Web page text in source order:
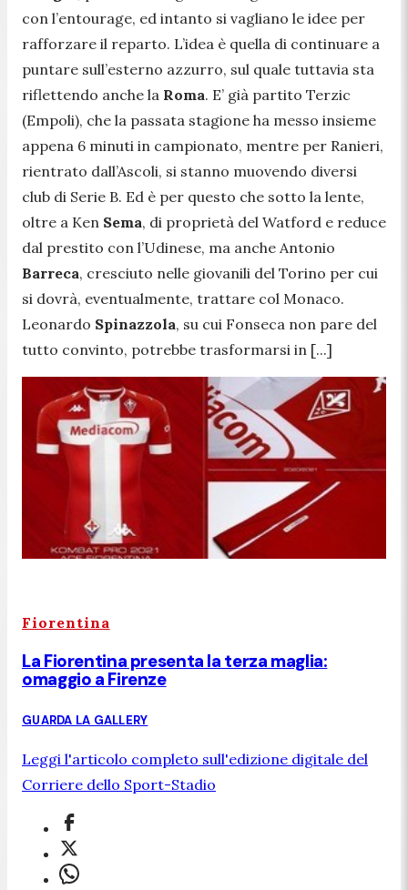
con l’entourage, ed intanto si vagliano le idee per
rafforzare il reparto. L’idea è quella di continuare a
puntare sull’esterno azzurro, sul quale tuttavia sta
riflettendo anche la Roma. E’ già partito Terzic
(Empoli), che la passata stagione ha messo insieme
appena 6 minuti in campionato, mentre per Ranieri,
rientrato dall’Ascoli, si stanno muovendo diversi
club di Serie B. Ed è per questo che sotto la lente,
oltre a Ken Sema, di proprietà del Watford e reduce
dal prestito con l’Udinese, ma anche Antonio
Barreca, cresciuto nelle giovanili del Torino per cui
si dovrà, eventualmente, trattare col Monaco.
Leonardo Spinazzola, su cui Fonseca non pare del
tutto convinto, potrebbe trasformarsi in [...]
Fiorentina
La Fiorentina presenta la terza maglia:
omaggio a Firenze
GUARDA LA GALLERY
Leggi l'articolo completo sull'edizione digitale del
Corriere dello Sport-Stadio